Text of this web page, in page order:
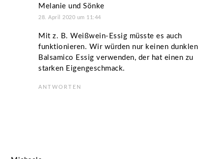
Melanie und Sönke
28. April 2020 um 11:44
Mit z. B. Weißwein-Essig müsste es auch
funktionieren. Wir würden nur keinen dunklen
Balsamico Essig verwenden, der hat einen zu
starken Eigengeschmack.
ANTWORTEN